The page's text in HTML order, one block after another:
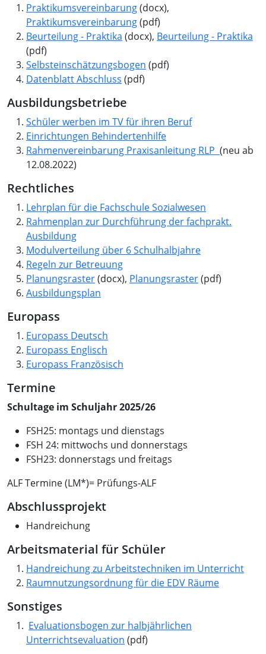
Praktikumsvereinbarung(docx),
Praktikumsvereinbarung(pdf)
Beurteilung - Praktika (docx), Beurteilung - Praktika
(pdf)
Selbsteinschätzungsbogen (pdf)
Datenblatt Abschluss (pdf)
Ausbildungsbetriebe
Schüler werben im TVfür ihren Beruf
Einrichtungen Behindertenhilfe
Rahmenvereinbarung Praxisanleitung RLP (neu ab
12.08.2022)
Rechtliches
Lehrplan für die Fachschule Sozialwesen
Rahmenplan zur Durchführung der fachprakt.
Ausbildung
Modulverteilung über 6 Schulhalbjahre
Regeln zur Betreuung
Planungsraster(docx), Planungsraster(pdf)
Ausbildungsplan
Europass
Europass Deutsch
Europass Englisch
Europass Französisch
Termine
Schultage im Schuljahr 2025/26
FSH25: montags und dienstags
FSH 24: mittwochs und donnerstags
FSH23: donnerstags und freitags
ALF Termine (LM*)= Prüfungs-ALF
Abschlussprojekt
Handreichung
Arbeitsmaterial für Schüler
Handreichung zu Arbeitstechniken im Unterricht
Raumnutzungsordnung für die EDV Räume
Sonstiges
Evaluationsbogen zur halbjährlichen
Unterrichtsevaluation (pdf)